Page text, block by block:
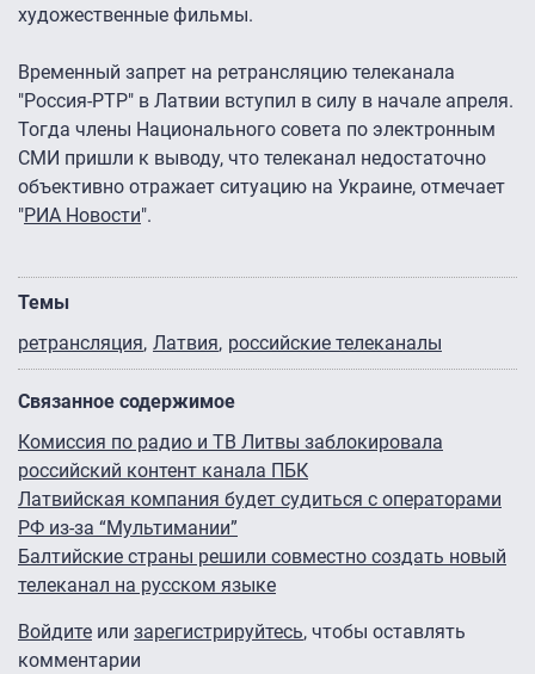
художественные фильмы.
Временный запрет на ретрансляцию телеканала
"Россия-РТР" в Латвии вступил в силу в начале апреля.
Тогда члены Национального совета по электронным
СМИ пришли к выводу, что телеканал недостаточно
объективно отражает ситуацию на Украине, отмечает
"РИА Новости".
Темы
ретрансляция Латвия российские телеканалы
Связанное содержимое
Комиссия по радио и ТВ Литвы заблокировала
российский контент канала ПБК
Латвийская компания будет судиться с операторами
РФ из-за “Мультимании”
Балтийские страны решили совместно создать новый
телеканал на русском языке
Войдите или зарегистрируйтесь, чтобы оставлять
комментарии